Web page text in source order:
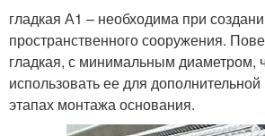
гладкая А1 – необходима при
пространственного сооружения.
гладкая, с минимальным диаметром,
использовать ее для
этапах монтажа основания.